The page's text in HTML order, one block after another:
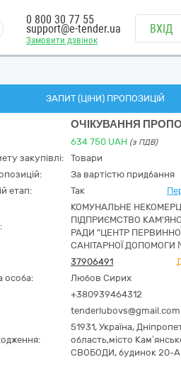
Замовити дзвінок
0 800 30 77 55
support@e-tender.ua ВХІД
ЗАПИТ (ЦІНИ) ПРОПОЗИЦІЙ
ОЧІКУВАННЯ
634 750 UAH (з ПДВ)
закупівлі:
Товари
За вартістю придбання
етап:
Так
КОМУНАЛЬНЕ
ПІДПРИЄМСТВО
РАДИ "ЦЕНТР
САНІТАРНОЇ ДОПОМОГИ
37906491
особа:
Любов Сирих
+380939464312
tenderlubovs@gmail.com
51931, Україна,
область,місто
СВОБОДИ, будинок 20-А